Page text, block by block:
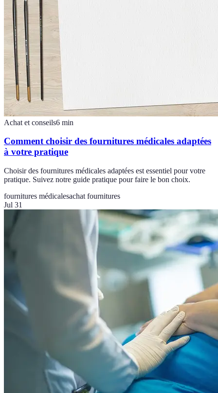
Achat et conseils6 min
Comment choisir des fournitures médicales adaptées
à votre pratique
Choisir des fournitures médicales adaptées est essentiel pour votre
pratique. Suivez notre guide pratique pour faire le bon choix.
fournitures médicalesachat fournitures
Jul 31